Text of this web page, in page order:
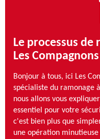
Le processus
Les
Bonjour à tous, ici Les
spécialiste du ramonage
nous allons vous
essentiel pour votre
c'est bien plus que
une opération